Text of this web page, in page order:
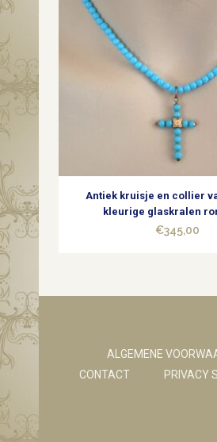
Antiek kruisje en collier
kleurige glaskralen
€345,00
ALGEMENE
CONTACT
PRIVACY